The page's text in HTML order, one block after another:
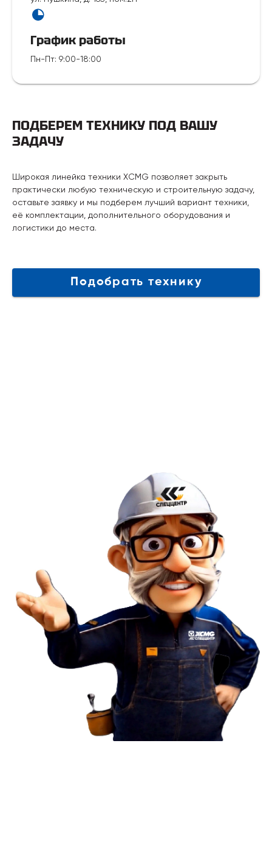
График работы
Пн-Пт: 9:00-18:00
ПОДБЕРЕМ ТЕХНИКУ ПОД ВАШУ
ЗАДАЧУ
Широкая линейка техники XCMG позволяет закрыть
практически любую техническую и строительную задачу,
оставьте заявку и мы подберем лучший вариант техники,
её комплектации, дополнительного оборудования и
логистики до места.
Подобрать технику